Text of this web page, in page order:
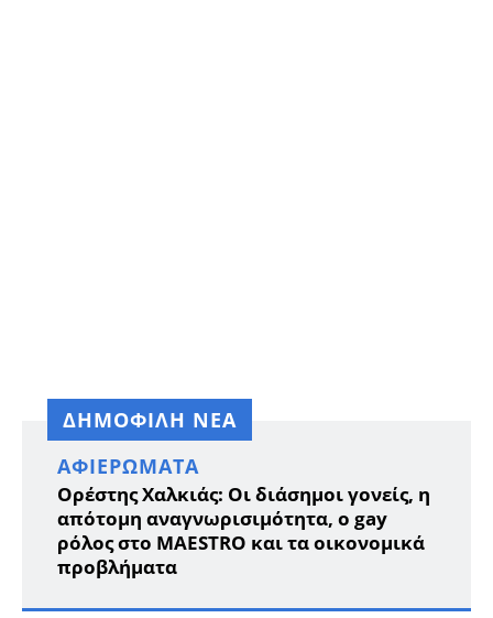
ΔΗΜΟΦΙΛΗ ΝΕΑ
ΑΦΙΕΡΏΜΑΤΑ
Ορέστης Χαλκιάς: Οι διάσημοι γονείς, η
απότομη αναγνωρισιμότητα, ο gay
ρόλος στο MAESTRO και τα οικονομικά
προβλήματα